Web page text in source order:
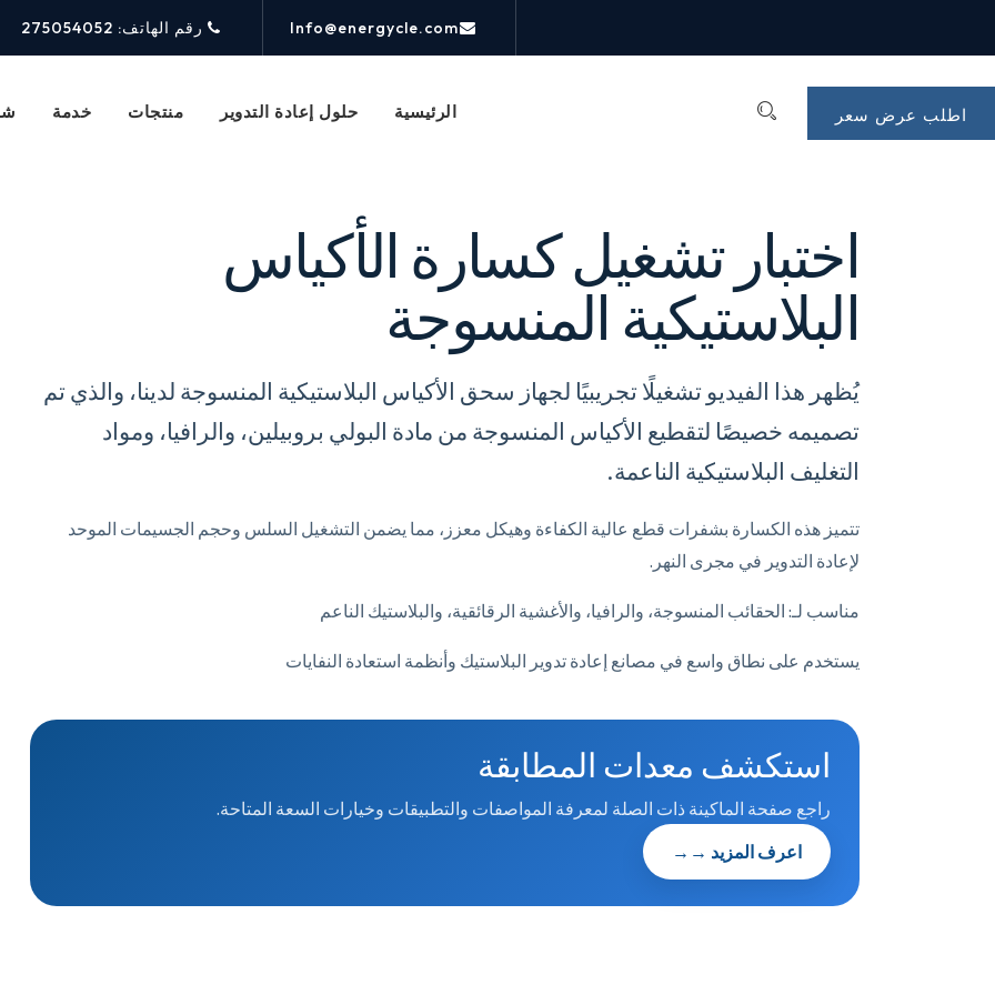
رقم الهاتف: 275054052 Info@energycle.com
اطلب عرض سعر الرئيسية حلول إعادة التدوير منتجات خدمة
سحق
الأكياس
البلاستيكية
اختبار تشغيل كسارة الأكياس
البلاستيكية المنسوجة
يُظهر هذا الفيديو تشغيلًا تجريبيًا لجهاز سحق الأكياس البلاستيكية المنسوجة لدينا، والذي تم
تصميمه خصيصًا لتقطيع الأكياس المنسوجة من مادة البولي بروبيلين، والرافيا، ومواد
التغليف البلاستيكية الناعمة.
تتميز هذه الكسارة بشفرات قطع عالية الكفاءة وهيكل معزز، مما يضمن التشغيل السلس وحجم الجسيمات الموحد
لإعادة التدوير في مجرى النهر.
مناسب لـ: الحقائب المنسوجة، والرافيا، والأغشية الرقائقية، والبلاستيك الناعم
يستخدم على نطاق واسع في مصانع إعادة تدوير البلاستيك وأنظمة استعادة النفايات
استكشف معدات المطابقة
راجع صفحة الماكينة ذات الصلة لمعرفة المواصفات والتطبيقات وخيارات السعة المتاحة.
اعرف المزيد → →